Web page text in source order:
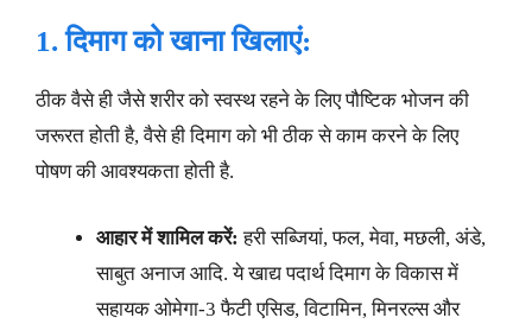
1. दिमाग को खाना खिलाएं:
ठीक वैसे ही जैसे शरीर को स्वस्थ रहने के लिए पौष्टिक भोजन की
जरूरत होती है, वैसे ही दिमाग को भी ठीक से काम करने के लिए
पोषण की आवश्यकता होती है.
आहार में शामिल करें: हरी सब्जियां, फल, मेवा, मछली, अंडे,
साबुत अनाज आदि. ये खाद्य पदार्थ दिमाग के विकास में
सहायक ओमेगा-3 फैटी एसिड, विटामिन, मिनरल्स और